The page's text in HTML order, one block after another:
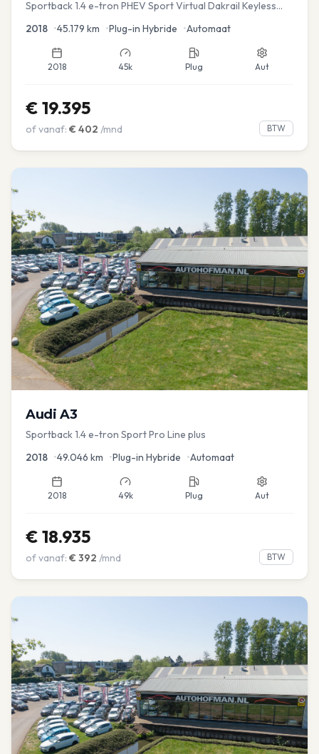
Sportback 1.4 e-tron PHEV Sport Virtual Dakrail Keyless
2018 •45.179 km •Plug-in Hybride •Automaat
2018 45k Plug Aut
€ 19.395
of vanaf: € 402 /mnd BTW
Audi A3
Sportback 1.4 e-tron Sport Pro Line plus
2018 •49.046 km •Plug-in Hybride •Automaat
2018 49k Plug Aut
€ 18.935
of vanaf: € 392 /mnd BTW